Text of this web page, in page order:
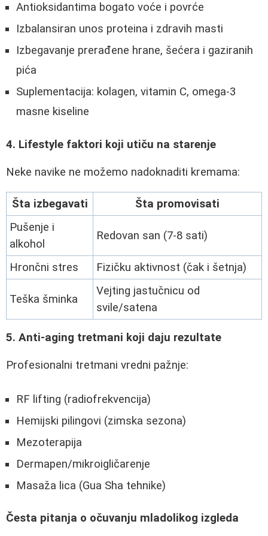
Antioksidantima bogato voće i povrće
Izbalansiran unos proteina i zdravih masti
Izbegavanje prerađene hrane, šećera i gaziranih
pića
Suplementacija: kolagen, vitamin C, omega-3
masne kiseline
4. Lifestyle faktori koji utiču na starenje
Neke navike ne možemo nadoknaditi kremama:
Šta izbegavati
Šta promovisati
Pušenje i
alkohol
Redovan san (7-8 sati)
Hrončni stres Fizičku aktivnost (čak i šetnja)
Teška šminka
Vejting jastučnicu od
svile/satena
5. Anti-aging tretmani koji daju rezultate
Profesionalni tretmani vredni pažnje:
RF lifting (radiofrekvencija)
Hemijski pilingovi (zimska sezona)
Mezoterapija
Dermapen/mikroigličarenje
Masaža lica (Gua Sha tehnike)
Česta pitanja o očuvanju mladolikog izgleda